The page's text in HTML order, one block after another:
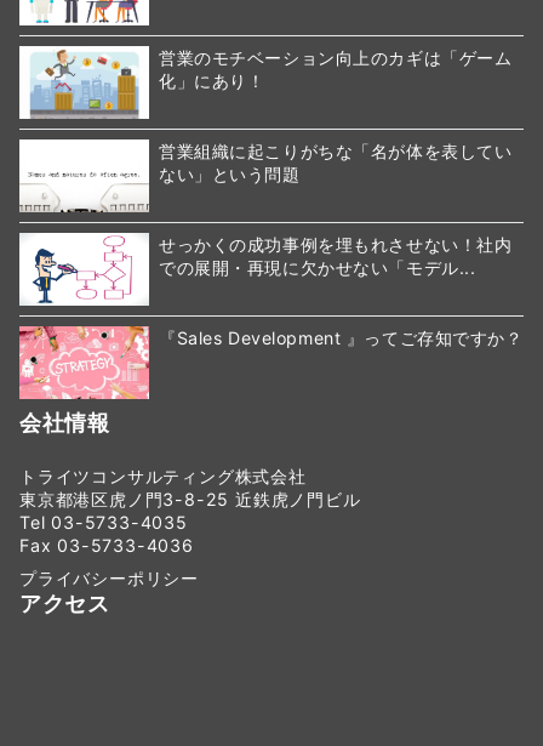
営業のモチベーション向上のカギは「ゲーム
化」にあり！
営業組織に起こりがちな「名が体を表してい
ない」という問題
せっかくの成功事例を埋もれさせない！社内
での展開・再現に欠かせない「モデル...
『Sales Development 』ってご存知ですか？
会社情報
トライツコンサルティング株式会社
東京都港区虎ノ門3-8-25 近鉄虎ノ門ビル
Tel 03-5733-4035
Fax 03-5733-4036
プライバシーポリシー
アクセス